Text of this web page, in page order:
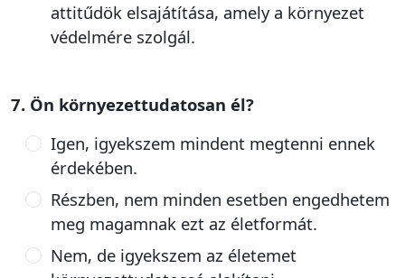
attitűdök elsajátítása, amely a környezet
védelmére szolgál.
7. Ön környezettudatosan él?
Igen, igyekszem mindent megtenni ennek
érdekében.
Részben, nem minden esetben engedhetem
meg magamnak ezt az életformát.
Nem, de igyekszem az életemet